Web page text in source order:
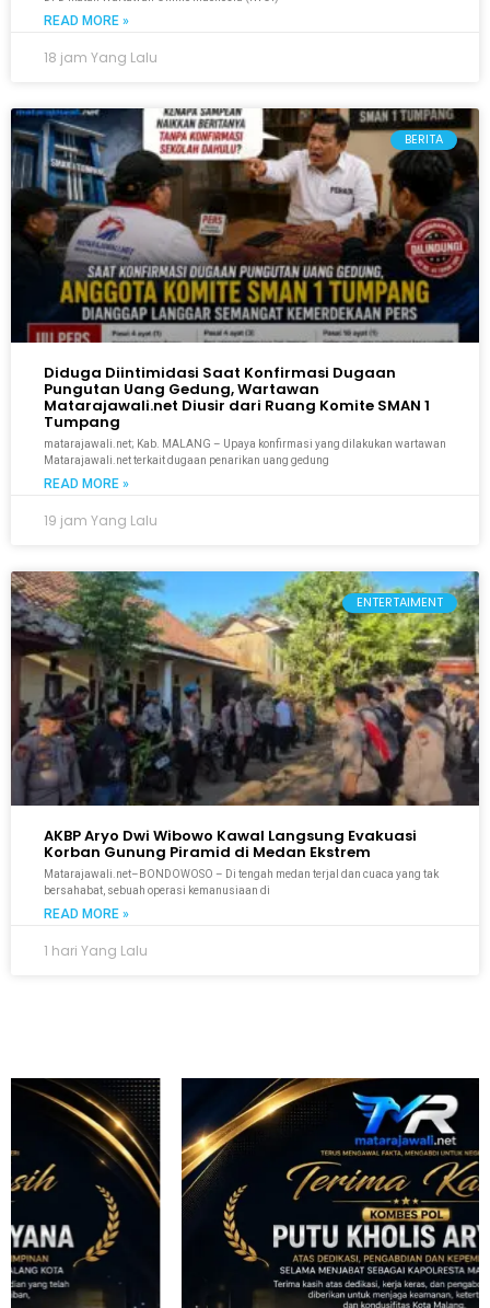
READ MORE »
18 jam Yang Lalu
BERITA
Diduga Diintimidasi Saat Konfirmasi Dugaan
Pungutan Uang Gedung, Wartawan
Matarajawali.net Diusir dari Ruang Komite SMAN 1
Tumpang
matarajawali.net; Kab. MALANG – Upaya konfirmasi yang dilakukan wartawan
Matarajawali.net terkait dugaan penarikan uang gedung
READ MORE »
19 jam Yang Lalu
ENTERTAIMENT
AKBP Aryo Dwi Wibowo Kawal Langsung Evakuasi
Korban Gunung Piramid di Medan Ekstrem
Matarajawali.net–BONDOWOSO – Di tengah medan terjal dan cuaca yang tak
bersahabat, sebuah operasi kemanusiaan di
READ MORE »
1 hari Yang Lalu